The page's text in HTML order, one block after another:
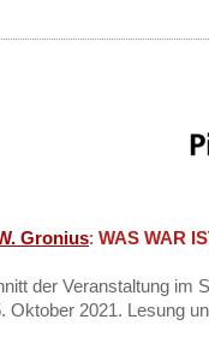
Gronius: WAS WAR
der Veranstaltung im
Oktober 2021. Lesung